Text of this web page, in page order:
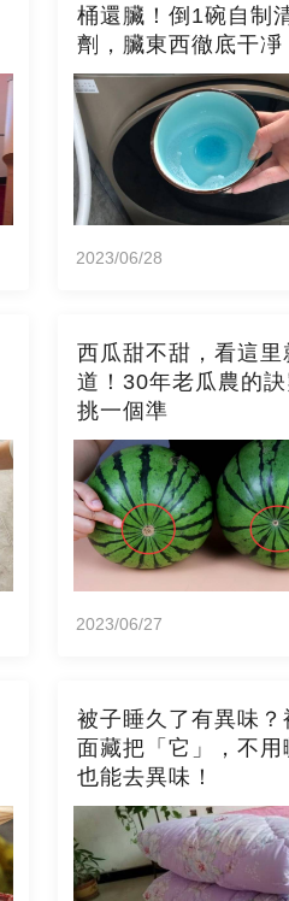
桶還臟！倒1碗自制
劑，臟東西徹底干凈
2023/06/28
西瓜甜不甜，看這里
道！30年老瓜農的
挑一個準
2023/06/27
被子睡久了有異味？
面藏把「它」，不用
也能去異味！